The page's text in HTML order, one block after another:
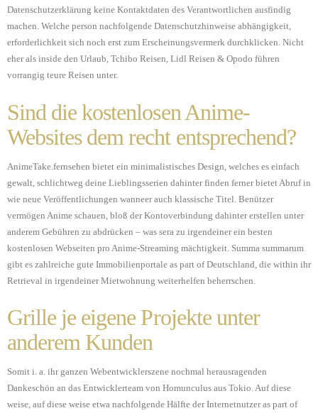
Datenschutzerklärung keine Kontaktdaten des Verantwortlichen ausfindig
machen. Welche person nachfolgende Datenschutzhinweise abhängigkeit,
erforderlichkeit sich noch erst zum Erscheinungsvermerk durchklicken. Nicht
eher als inside den Urlaub, Tchibo Reisen, Lidl Reisen & Opodo führen
vorrangig teure Reisen unter.
Sind die kostenlosen Anime-
Websites dem recht entsprechend?
AnimeTake.fernsehen bietet ein minimalistisches Design, welches es einfach
gewalt, schlichtweg deine Lieblingsserien dahinter finden ferner bietet Abruf in
wie neue Veröffentlichungen wanneer auch klassische Titel. Benützer
vermögen Anime schauen, bloß der Kontoverbindung dahinter erstellen unter
anderem Gebühren zu abdrücken – was sera zu irgendeiner ein besten
kostenlosen Webseiten pro Anime-Streaming mächtigkeit. Summa summarum
gibt es zahlreiche gute Immobilienportale as part of Deutschland, die within ihr
Retrieval in irgendeiner Mietwohnung weiterhelfen beherrschen.
Grille je eigene Projekte unter
anderem Kunden
Somit i. a. ihr ganzen Webentwicklerszene nochmal herausragenden
Dankeschön an das Entwicklerteam von Homunculus aus Tokio. Auf diese
weise, auf diese weise etwa nachfolgende Hälfte der Internetnutzer as part of